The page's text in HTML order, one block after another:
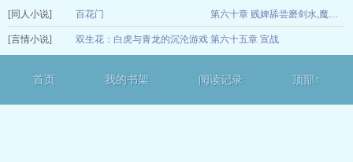
[同人小说] 百花门 第六十章 贱婢舔尝磨剑水,魔君再育种田经
[言情小说] 双生花：白虎与青龙的沉沦游戏 第六十五章 宣战
首页 我的书架 阅读记录 顶部↑